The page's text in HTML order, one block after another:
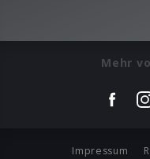
Mehr
Impressum